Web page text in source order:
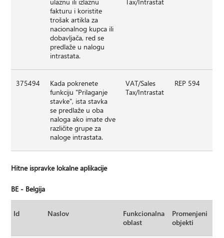
fakturu i koristite
trošak artikla za
nacionalnog kupca ili
dobavljača, red se
predlaže u nalogu
intrastata.
375494
Kada pokrenete
funkciju "Prilaganje
stavke", ista stavka
se predlaže u oba
naloga ako imate dve
različite grupe za
naloge intrastata.
VAT/Sales
Tax/Intrastat
REP 594
Hitne ispravke lokalne aplikacije
BE - Belgija
Id Naslov
Funkcionalna
oblast
Promenjeni
objekti